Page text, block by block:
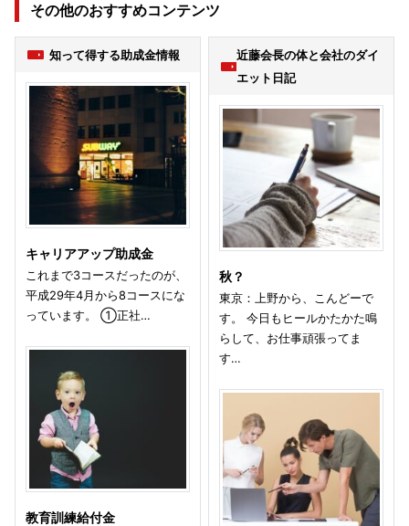
その他のおすすめコンテンツ
知って得する助成金情報
キャリアアップ助成金
これまで3コースだったのが、
平成29年4月から8コースにな
っています。 ①正社…
教育訓練給付金
近藤会長の体と会社のダイ
エット日記
秋？
東京：上野から、こんどーで
す。 今日もヒールかたかた鳴
らして、お仕事頑張ってま
す…